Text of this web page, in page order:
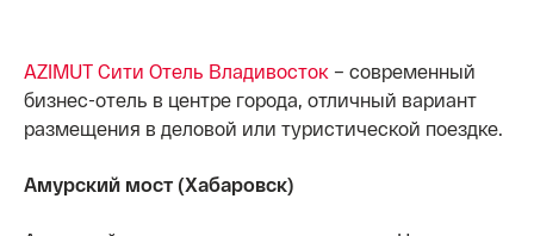
AZIMUT Сити Отель Владивосток – современный
бизнес-отель в центре города, отличный вариант
размещения в деловой или туристической поездке.
Амурский мост (Хабаровск)